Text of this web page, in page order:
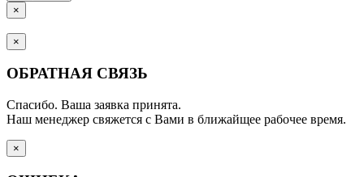
×
×
ОБРАТНАЯ СВЯЗЬ
Спасибо. Ваша заявка принята.
Наш менеджер свяжется с Вами в ближайщее рабочее время.
×